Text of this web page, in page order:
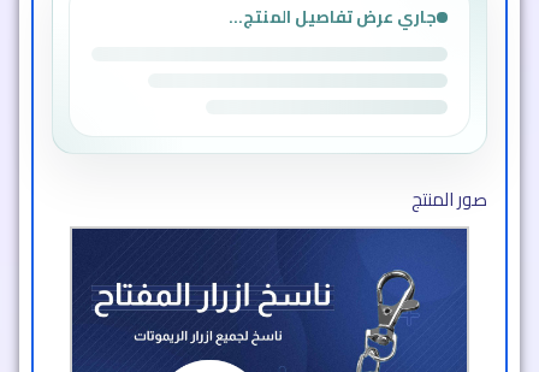
جاري عرض تفاصيل المنتج...
صور المنتج​